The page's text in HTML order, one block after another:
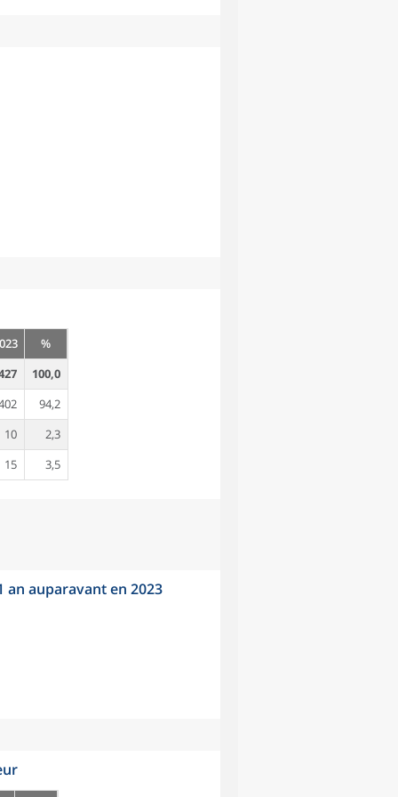
%
100,0
94,2
10
2,3
15
3,5
an auparavant en 2023